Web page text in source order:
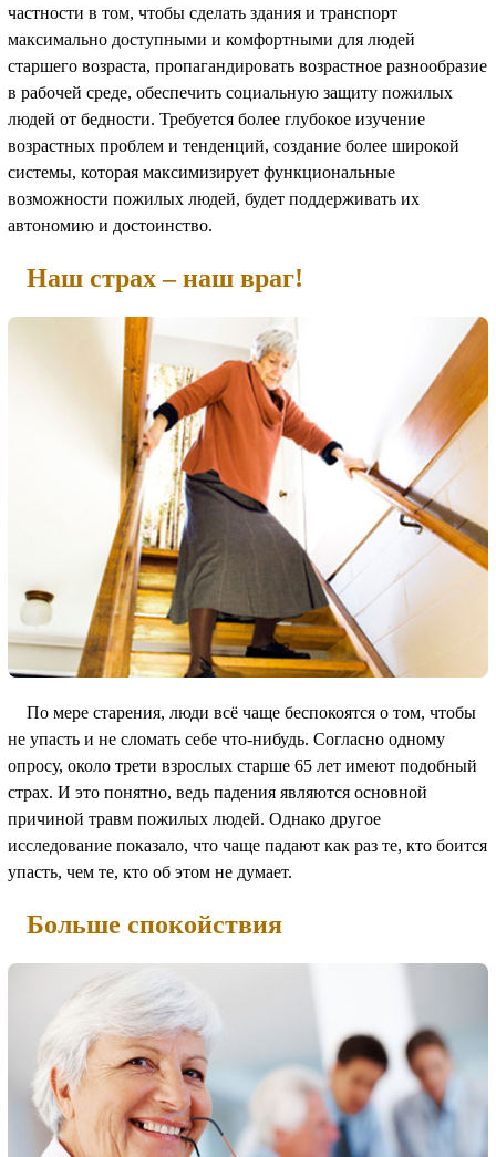
частности в том, чтобы сделать здания и транспорт
максимально доступными и комфортными для людей
старшего возраста, пропагандировать возрастное разнообразие
в рабочей среде, обеспечить социальную защиту пожилых
людей от бедности. Требуется более глубокое изучение
возрастных проблем и тенденций, создание более широкой
системы, которая максимизирует функциональные
возможности пожилых людей, будет поддерживать их
автономию и достоинство.
Наш страх – наш враг!
По мере старения, люди всё чаще беспокоятся о том, чтобы
не упасть и не сломать себе что-нибудь. Согласно одному
опросу, около трети взрослых старше 65 лет имеют подобный
страх. И это понятно, ведь падения являются основной
причиной травм пожилых людей. Однако другое
исследование показало, что чаще падают как раз те, кто боится
упасть, чем те, кто об этом не думает.
Больше спокойствия